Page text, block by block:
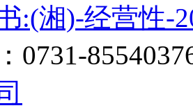
:(湘)-经营性-
0731-